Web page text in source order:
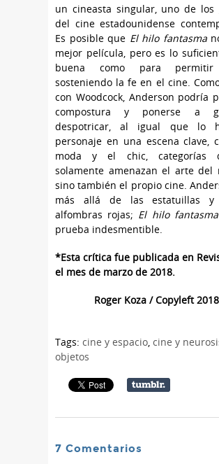
un cineasta singular, uno de los
del cine estadounidense
Es posible que El hilo fantasma
mejor película, pero es lo
buena como para permitir
sosteniendo la fe en el cine.
con Woodcock, Anderson podría
compostura y ponerse a
despotricar, al igual que lo
personaje en una escena clave,
moda y el chic, categorías
solamente amenazan el arte del
sino también el propio cine.
más allá de las estatuillas
alfombras rojas; El hilo fantasma
prueba indesmentible.
*Esta crítica fue publicada en
el mes de marzo de 2018.
Roger Koza / Copyleft 2018
Tags: cine y espacio, cine y
objetos
7 Comentarios